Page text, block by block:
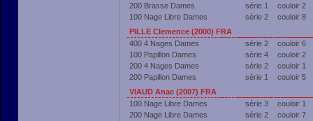
200 Brasse Dames
série 1
couloir 2
100 Nage Libre Dames
série 2
couloir 8
PILLE Clemence (2000) FRA
400 4 Nages Dames
série 2
couloir 6
100 Papillon Dames
série 4
couloir 2
200 4 Nages Dames
série 2
couloir 1
200 Papillon Dames
série 1
couloir 5
VIAUD Anae (2007) FRA
100 Nage Libre Dames
série 3
couloir 1
200 Nage Libre Dames
série 2
couloir 7